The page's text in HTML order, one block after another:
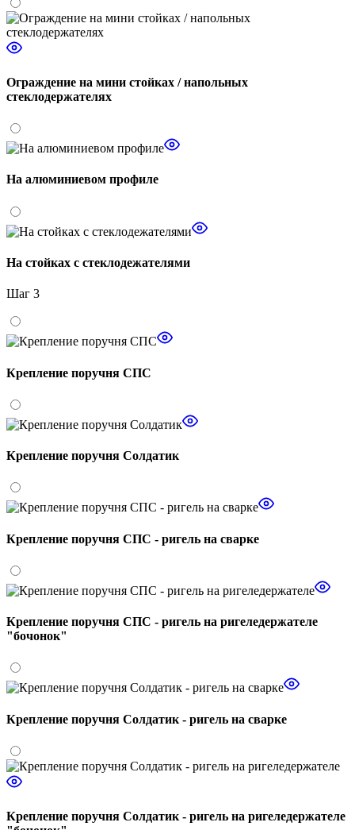
Ограждение на мини стойках / напольных
стеклодержателях
На алюминиевом профиле
На стойках с стеклодежателями
Шаг 3
Крепление поручня СПС
Крепление поручня Солдатик
Крепление поручня СПС - ригель на сварке
Крепление поручня СПС - ригель на ригеледержателе
"бочонок"
Крепление поручня Солдатик - ригель на сварке
Крепление поручня Солдатик - ригель на ригеледержателе